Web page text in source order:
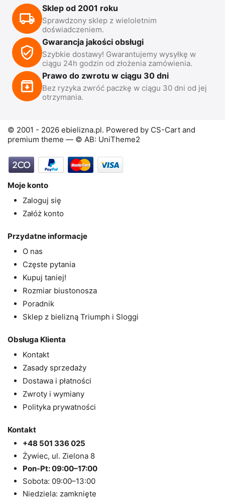
Sklep od 2001 roku
Sprawdzony sklep z wieloletnim
doświadczeniem.
Gwarancja jakości obsługi
Szybkie dostawy! Gwarantujemy wysyłkę w
ciągu 24h godzin od złożenia zamówienia.
Prawo do zwrotu w ciągu 30 dni
Bez ryzyka zwróć paczkę w ciągu 30 dni od jej
otrzymania.
© 2001 - 2026 ebielizna.pl. Powered by CS-Cart and
premium theme — © AB: UniTheme2
Moje konto
Zaloguj się
Załóż konto
Przydatne informacje
O nas
Częste pytania
Kupuj taniej!
Rozmiar biustonosza
Poradnik
Sklep z bielizną Triumph i Sloggi
Obsługa Klienta
Kontakt
Zasady sprzedaży
Dostawa i płatności
Zwroty i wymiany
Polityka prywatności
Kontakt
+48 501 336 025
Żywiec, ul. Zielona 8
Pon-Pt: 09:00–17:00
Sobota: 09:00–13:00
Niedziela: zamknięte